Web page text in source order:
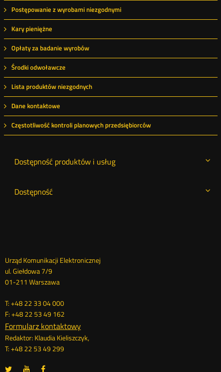
Postępowanie z wyrobami niezgodnymi
Kary pieniężne
Opłaty za badanie wyrobów
Środki odwoławcze
Lista produktów niezgodnych
Dane kontaktowe
Częstotliwość kontroli planowych przedsiębiorców
Dostępność produktów i usług
Dostępność
Dane
kontaktowe
Urząd Komunikacji Elektronicznej
ul. Giełdowa 7/9
01-211 Warszawa
T: +48 22 33 04 000
F: +48 22 53 49 162
Formularz kontaktowy
Redaktor: Klaudia Kieliszczyk,
T: +48 22 53 49 299
UKE
OtwórzUKE
Otwórz